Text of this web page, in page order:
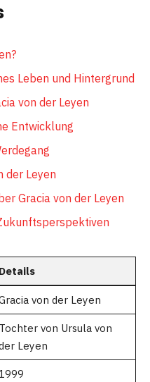
Leben und Hintergrund
von der Leyen
Entwicklung
der Leyen
Gracia von der Leyen
Details
von der Leyen
Tochter von Ursula von
Leyen